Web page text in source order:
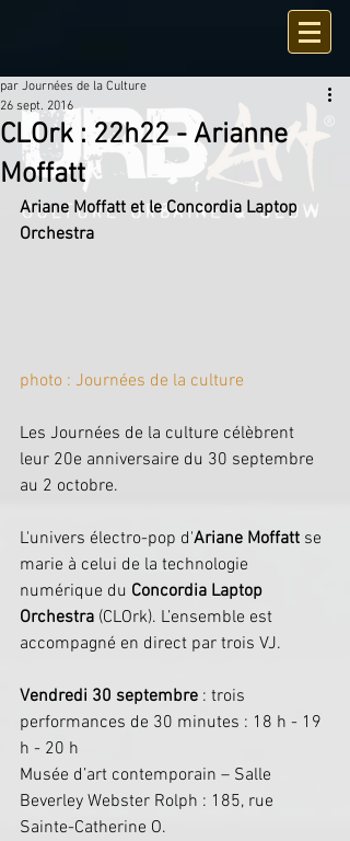
CLOrk : 22h22 - Arianne
Moffatt
par Journées de la Culture
26 sept. 2016
Ariane Moffatt et le Concordia Laptop
Orchestra
photo : Journées de la culture
Les Journées de la culture célèbrent
leur 20e anniversaire du 30 septembre
au 2 octobre.
L'univers électro-pop d'Ariane Moffatt se
marie à celui de la technologie
numérique du Concordia Laptop
Orchestra (CLOrk). L’ensemble est
accompagné en direct par trois VJ.
Vendredi 30 septembre : trois
performances de 30 minutes : 18 h - 19
h - 20 h
Musée d’art contemporain – Salle
Beverley Webster Rolph : 185, rue
Sainte-Catherine O.